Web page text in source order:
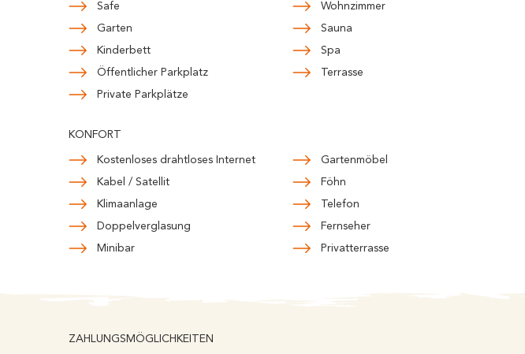
Safe
Garten
Kinderbett
Öffentlicher Parkplatz
Private Parkplätze
Wohnzimmer
Sauna
Spa
Terrasse
KONFORT
Kostenloses drahtloses Internet
Kabel / Satellit
Klimaanlage
Doppelverglasung
Minibar
Gartenmöbel
Föhn
Telefon
Fernseher
Privatterrasse
ZAHLUNGSMÖGLICHKEITEN